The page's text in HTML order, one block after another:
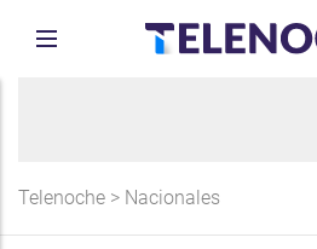
Telenoche > Nacionales